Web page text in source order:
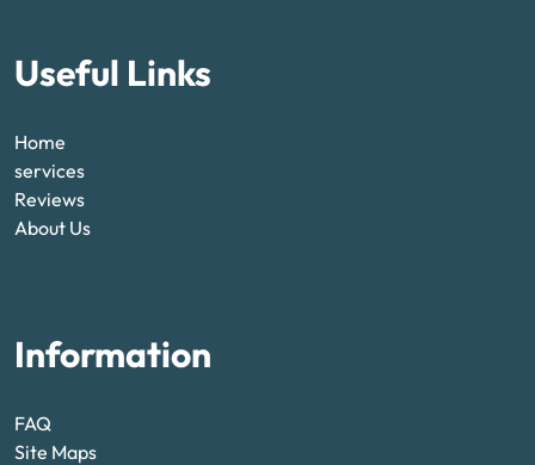
Useful Links
Home
services
Reviews
About Us
Information
FAQ
Site Maps